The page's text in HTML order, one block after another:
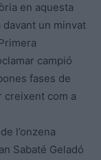
en aquesta
un minvat
campió
fases de
creixent com a
l’onzena
Sabaté Geladó